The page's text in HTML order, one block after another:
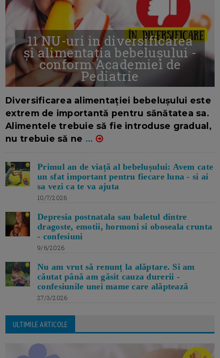
11 NU-uri in diversificarea
și alimentația bebelușului -
conform Academiei de
Pediatrie
Diversificarea alimentației bebelușului este
extrem de importantă pentru sănătatea sa.
Alimentele trebuie să fie introduse gradual,
nu trebuie să ne ...
Primul an de viață al bebelușului: Avem cate
un sfat important pentru fiecare luna - si ai
sa vezi ca te va ajuta
10/7/2026
Depresia postnatala sau baletul dintre
dragoste, emotii, hormoni si oboseala crunta
- confesiuni
9/6/2026
Nu am vrut să renunț la alăptare. Si am
căutat până am găsit cauza durerii -
confesiunile unei mame care alăptează
27/3/2026
ULTIMILE ARTICOLE